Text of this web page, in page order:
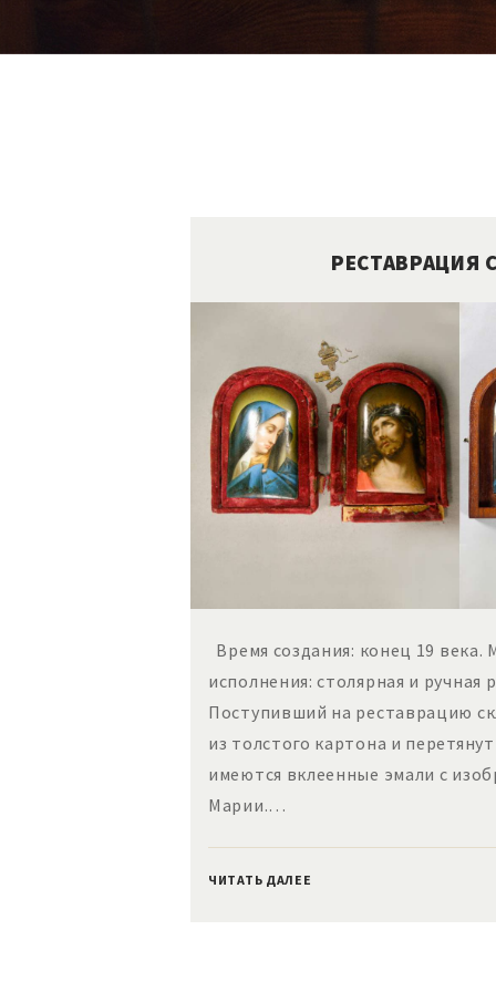
РЕСТАВРАЦИЯ
Время создания: конец 19 века.
исполнения: столярная и
Поступивший на реставрацию
из толстого картона и
имеются вклеенные эмали с
Марии.…
ЧИТАТЬ ДАЛЕЕ